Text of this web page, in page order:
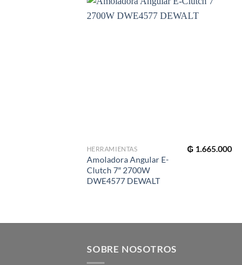
HERRAMIENTAS
Amoladora Angular E-
Clutch 7″ 2700W
DWE4577 DEWALT
₲ 1.665.000
SOBRE NOSOTROS